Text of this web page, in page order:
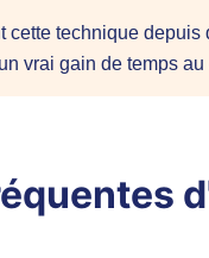
cette technique
vrai gain de temps au